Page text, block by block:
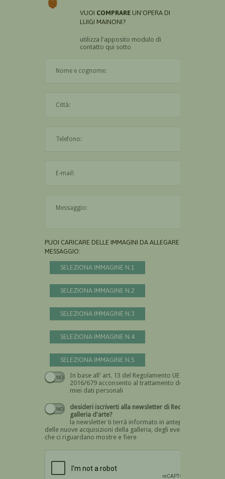
VUOI COMPRARE UN'OPERA DI
LUIGI MAINONI?
utilizza l'apposito modulo di
contatto qui sotto
PUOI CARICARE DELLE IMMAGINI DA ALLEGARE AL
MESSAGGIO:
SELEZIONA IMMAGINE N.1
SELEZIONA IMMAGINE N.2
SELEZIONA IMMAGINE N.3
SELEZIONA IMMAGINE N.4
SELEZIONA IMMAGINE N.5
In base all' art. 13 del Regolamento UE n.
2016/679 acconsento al trattamento dei
miei dati personali
Devi dare il consenso
desideri iscriverti alla newsletter di Recta
galleria d'arte?
la newsletter ti terrà informato in anteprima
delle nuove acquisizioni della galleria, degli eventi
che ci riguardano mostre e fiere